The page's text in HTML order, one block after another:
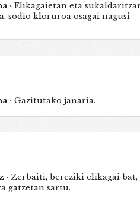
· Elikagaietan eta
sodio kloruroa osagai nagusi
· Gazitutako janaria.
· Zerbaiti, bereziki elikagai bat,
gatzetan sartu.